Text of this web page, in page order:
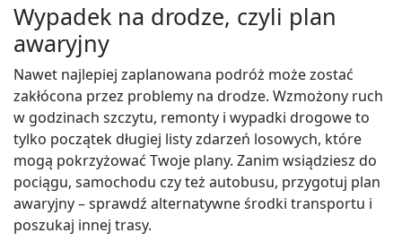
Wypadek na drodze, czyli plan
awaryjny
Nawet najlepiej zaplanowana podróż może zostać
zakłócona przez problemy na drodze. Wzmożony ruch
w godzinach szczytu, remonty i wypadki drogowe to
tylko początek długiej listy zdarzeń losowych, które
mogą pokrzyżować Twoje plany. Zanim wsiądziesz do
pociągu, samochodu czy też autobusu, przygotuj plan
awaryjny – sprawdź alternatywne środki transportu i
poszukaj innej trasy.